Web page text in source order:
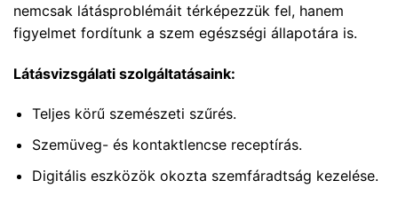
nemcsak látásproblémáit térképezzük fel, hanem
figyelmet fordítunk a szem egészségi állapotára is.
Látásvizsgálati szolgáltatásaink:
Teljes körű szemészeti szűrés.
Szemüveg- és kontaktlencse receptírás.
Digitális eszközök okozta szemfáradtság kezelése.